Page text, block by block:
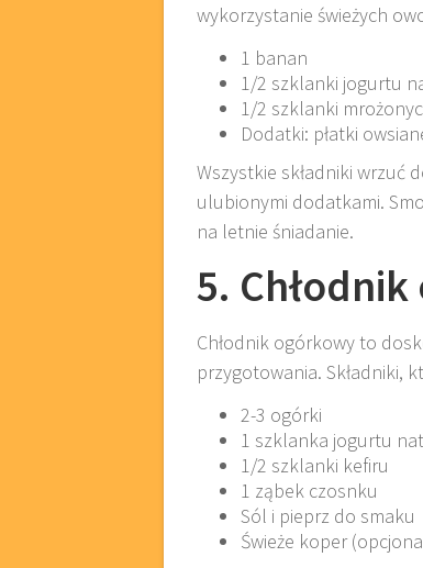
wykorzystanie świeżych
1 banan
1/2 szklanki jogurtu
1/2 szklanki
Dodatki: płatki
Wszystkie składniki wrzuć
ulubionymi dodatkami.
na letnie śniadanie.
5.
Chłodnik ogórkowy to
przygotowania. Składniki,
2-3 ogórki
1 szklanka jogurtu
1/2 szklanki kefiru
1 ząbek czosnku
Sól i pieprz do smaku
Świeże koper